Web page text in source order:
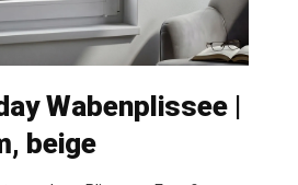
Wabenplissee |
beige